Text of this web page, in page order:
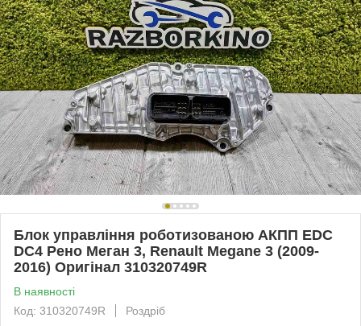
Блок управління роботизованою АКПП EDC
DC4 Рено Меган 3, Renault Megane 3 (2009-
2016) Оригінал 310320749R
В наявності
Код: 310320749R
Роздріб